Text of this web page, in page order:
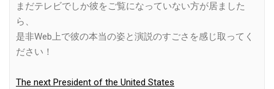
まだテレビでしか彼をご覧になっていない方が居ました
ら、
是非Web上で彼の本当の姿と演説のすごさを感じ取ってく
ださい！
The next President of the United States